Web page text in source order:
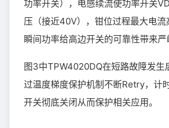
功率开关），电感续流使功率开关
压（接近40V），钳位过程最大电
瞬间功率给高边开关的可靠性带来严
图3中TPW4020DQ在短路故障发生
过温度梯度保护机制不断Retry，计
开关彻底关闭从而保护相关应用。